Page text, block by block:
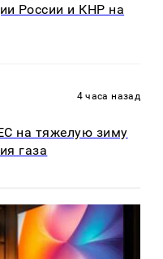
России и КНР на
4 часа назад
на тяжелую зиму
газа